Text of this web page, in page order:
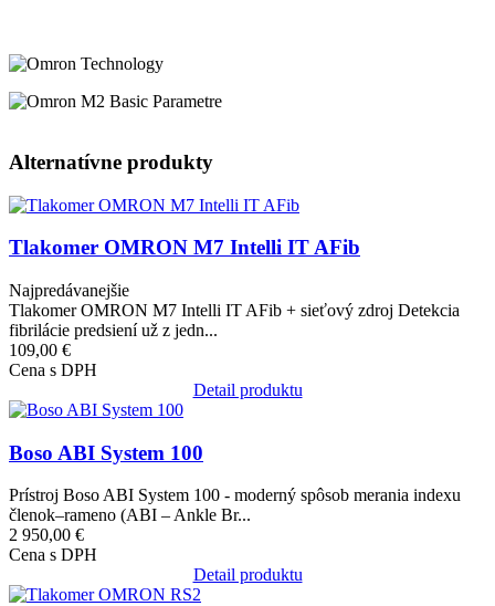
Alternatívne produkty
Obrázok
Tlakomer OMRON M7 Intelli IT AFib
Najpredávanejšie
Tlakomer OMRON M7 Intelli IT AFib + sieťový zdroj Detekcia
fibrilácie predsiení už z jedn...
109,00 €
Cena s DPH
Detail produktu
Obrázok
Boso ABI System 100
Prístroj Boso ABI System 100 - moderný spôsob merania indexu
členok–rameno (ABI – Ankle Br...
2 950,00 €
Cena s DPH
Detail produktu
Obrázok